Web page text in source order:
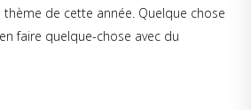
thème de cette année. Quelque chose
faire quelque-chose avec du